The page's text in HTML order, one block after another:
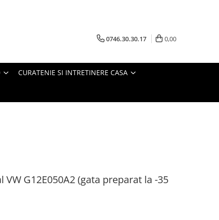
0746.30.30.17 0,00
CURATENIE SI INTRETINERE CASA
VW G12E050A2 (gata preparat la -35